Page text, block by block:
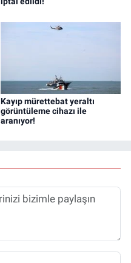
Kayıp mürettebat yeraltı
görüntüleme cihazı ile
aranıyor!